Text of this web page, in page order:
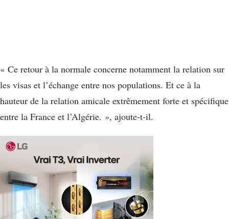
« Ce retour à la normale concerne notamment la relation sur
les visas et l’échange entre nos populations. Et ce à la
hauteur de la relation amicale extrêmement forte et spécifique
entre la France et l’Algérie. », ajoute-t-il.